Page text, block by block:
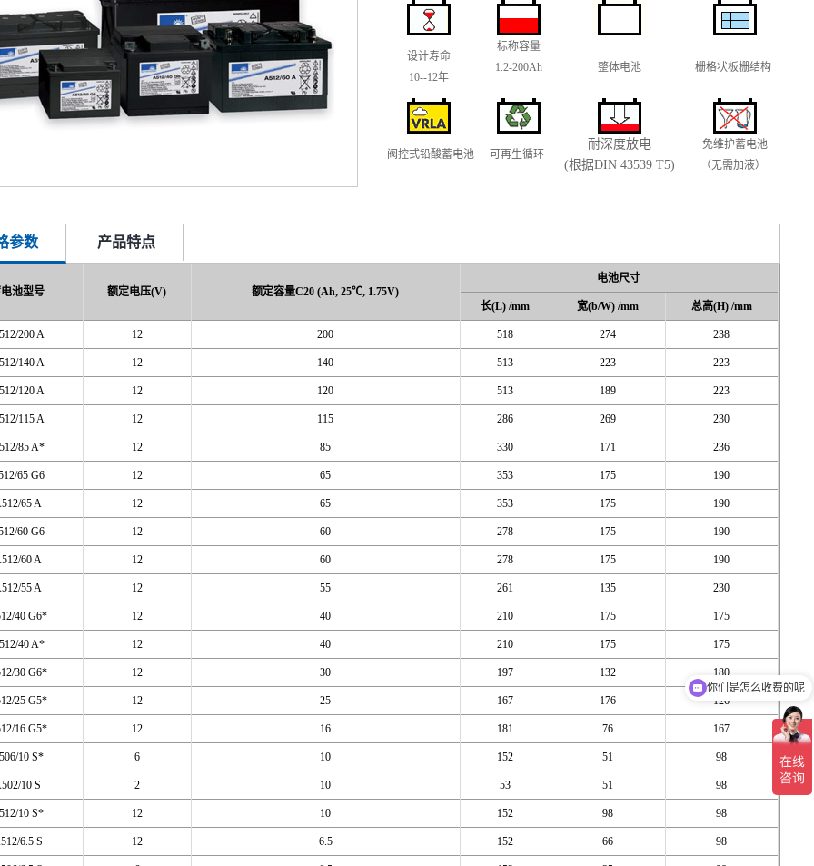
设计寿命
10--12年
标称容量
1.2-200Ah
整体电池 栅格状板栅结构
阀控式铅酸蓄电池 可再生循环
耐深度放电
(根据DIN 43539 T5)
免维护蓄电池
（无需加液）
参数 产品特点
池型号 额定电压(V) 额定容量C20 (Ah, 25℃, 1.75V)
电池尺寸
长(L) /mm 宽(b/W) /mm 总高(H) /mm
200 A 12 200 518 274 238
140 A 12 140 513 223 223
120 A 12 120 513 189 223
115 A 12 115 286 269 230
85 A* 12 85 330 171 236
65 G6 12 65 353 175 190
65 A 12 65 353 175 190
60 G6 12 60 278 175 190
60 A 12 60 278 175 190
55 A 12 55 261 135 230
40 G6* 12 40 210 175 175
40 A* 12 40 210 175 175
30 G6* 12 30 197 132 180
25 G5* 12 25 167 176 126
16 G5* 12 16 181 76 167
10 S* 6 10 152 51 98
10 S 2 10 53 51 98
10 S* 12 10 152 98 98
6.5 S 12 6.5 152 66 98
你们是怎么收费的呢